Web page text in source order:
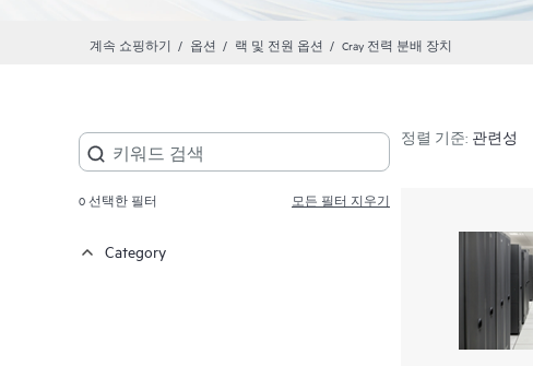
계속 쇼핑하기 옵션 랙 및 전원 옵션 Cray 전력 분배 장치
0선택한 필터 모든 필터 지우기
Category
정렬 기준: